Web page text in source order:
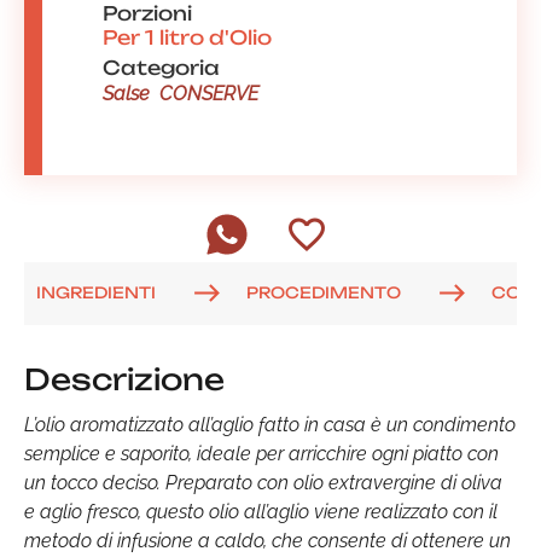
Porzioni
Per 1 litro d'Olio
Categoria
Salse CONSERVE
INGREDIENTI PROCEDIMENTO
Descrizione
L’olio aromatizzato all’aglio fatto in casa è un condimento
semplice e saporito, ideale per arricchire ogni piatto con
un tocco deciso. Preparato con olio extravergine di oliva
e aglio fresco, questo olio all’aglio viene realizzato con il
metodo di infusione a caldo, che consente di ottenere un